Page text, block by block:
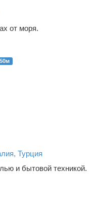
от моря.
Турция
и бытовой техникой.